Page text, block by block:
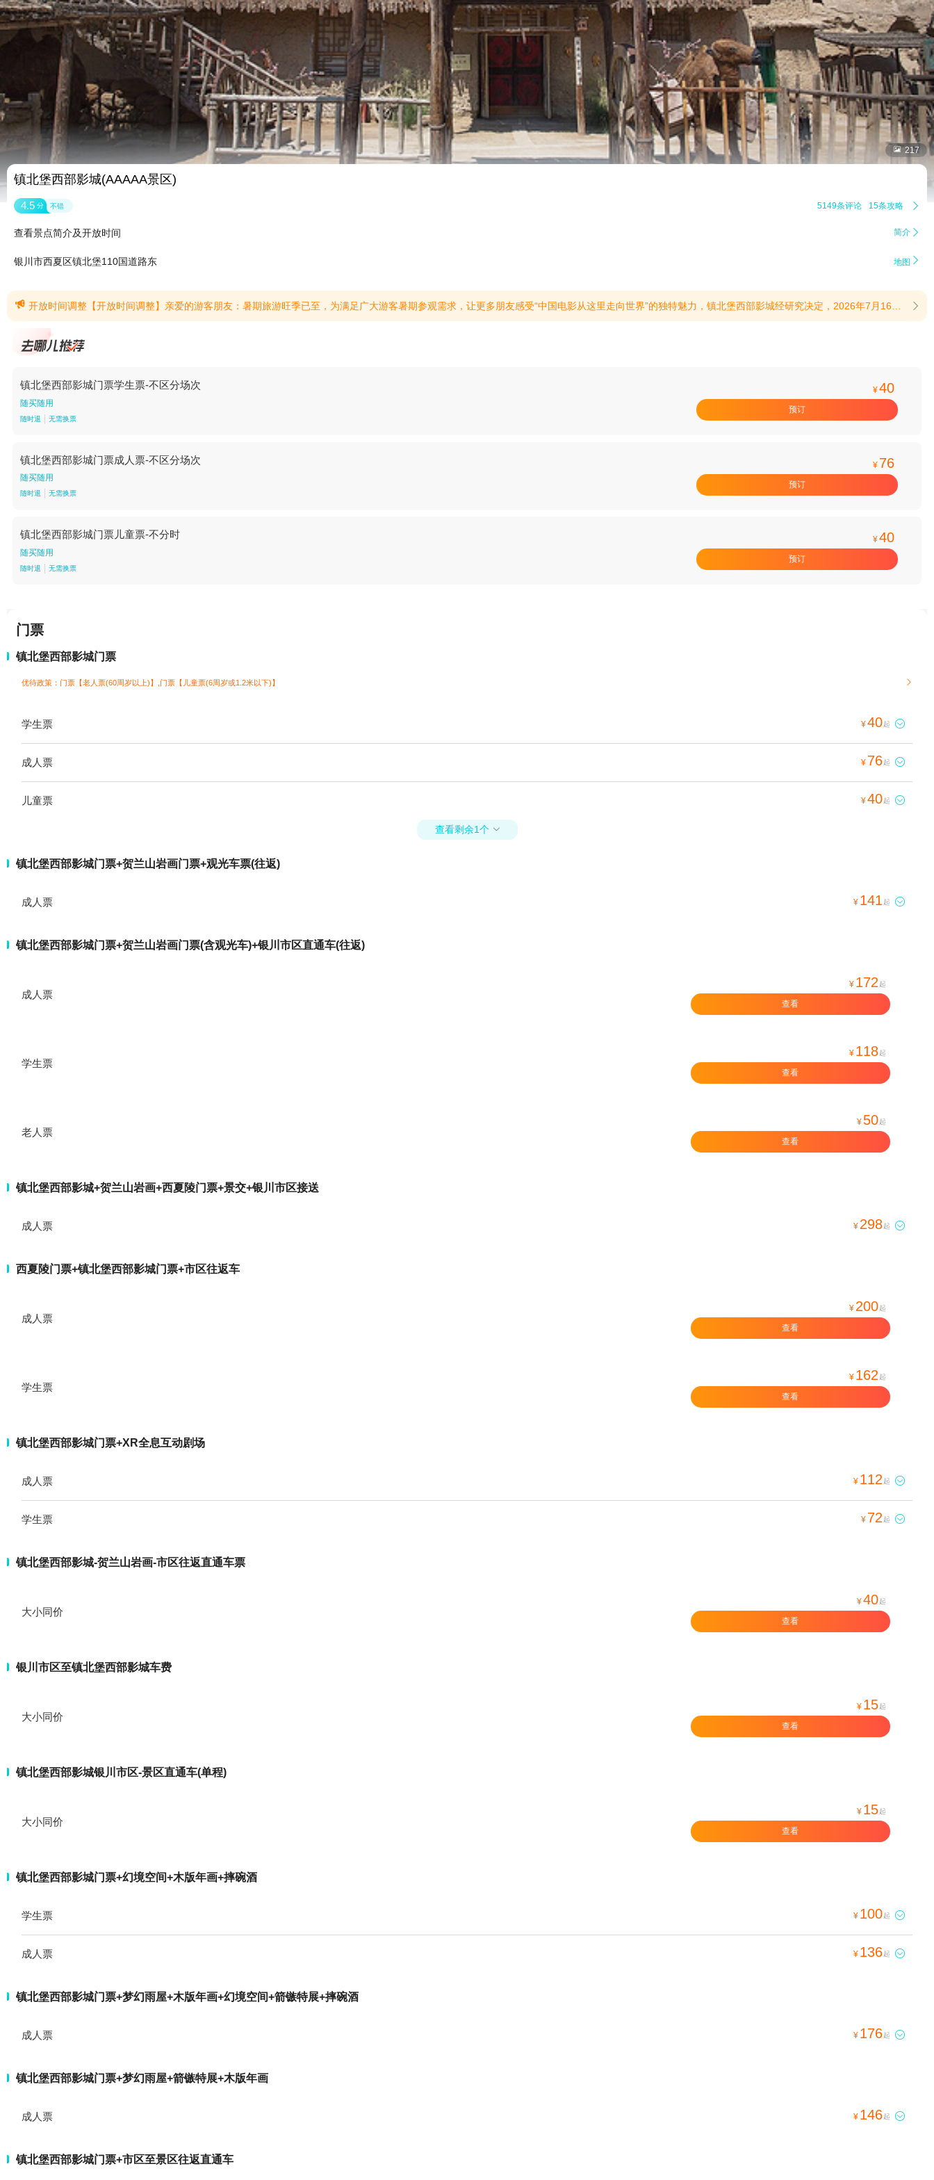
 217
镇北堡西部影城(AAAAA景区)
4.5 分 不错 5149条评论 15条攻略 
查看景点简介及开放时间 简介 
银川市西夏区镇北堡110国道路东 地图 
 开放时间调整【开放时间调整】亲爱的游客朋友：暑期旅游旺季已至，为满足广大游客暑期参观需求，让更多朋友感受“中国电影从这里走向世界”的独特魅力，镇北堡西部影城经研究决定，2026年7月16日至8月20日期间延长景区售票及营业时间现将相关情况公告如下：开放时间08:00—22:00（20:30停止入园）游客可于早08:00点入园，畅游至晚22:00点闭园（最晚需在20:30前完成入园），充分体验影城的日与夜——白天探访《大话西游》《红高粱》等经典影片的拍摄场景，夜晚感受光影交织下的影视文化氛围！(提示有效期2026/7/15至2026/8/20) 
镇北堡西部影城门票学生票-不区分场次
随买随用
随时退 无需换票
¥40
预订
镇北堡西部影城门票成人票-不区分场次
随买随用
随时退 无需换票
¥ 76
预订
镇北堡西部影城门票儿童票-不分时
随买随用
随时退 无需换票
¥40
预订
门票
镇北堡西部影城门票
优待政策：门票【老人票(60周岁以上)】,门票【儿童票(6周岁或1.2米以下)】 
学生票 ¥40起 
成人票 ¥ 76起 
儿童票 ¥40起 
查看剩余1个 
镇北堡西部影城门票+贺兰山岩画门票+观光车票(往返)
成人票 ¥ 141 起 
镇北堡西部影城门票+贺兰山岩画门票(含观光车)+银川市区直通车(往返)
成人票
¥ 172 起
查看
学生票
¥ 118 起
查看
老人票
¥ 50 起
查看
镇北堡西部影城+贺兰山岩画+西夏陵门票+景交+银川市区接送
成人票 ¥ 298起 
西夏陵门票+镇北堡西部影城门票+市区往返车
成人票
¥ 200 起
查看
学生票
¥ 162 起
查看
镇北堡西部影城门票+XR全息互动剧场
成人票 ¥ 112 起 
学生票 ¥ 72 起 
镇北堡西部影城-贺兰山岩画-市区往返直通车票
大小同价
¥40 起
查看
银川市区至镇北堡西部影城车费
大小同价
¥ 15 起
查看
镇北堡西部影城银川市区-景区直通车(单程)
大小同价
¥ 15 起
查看
镇北堡西部影城门票+幻境空间+木版年画+摔碗酒
学生票 ¥ 100起 
成人票 ¥ 136起 
镇北堡西部影城门票+梦幻雨屋+木版年画+幻境空间+箭镞特展+摔碗酒
成人票 ¥ 176起 
镇北堡西部影城门票+梦幻雨屋+箭镞特展+木版年画
成人票 ¥ 146起 
镇北堡西部影城门票+市区至景区往返直通车